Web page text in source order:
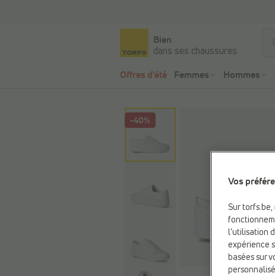
Bien
dans ses chaussures
Offres d'été Femmes Hommes
-40%
Vos
Sur torfs.be,
l’utilisation
expérience
basées sur